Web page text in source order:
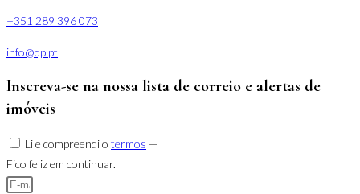
+351 289 396 073
info@qp.pt
Inscreva-se na nossa lista de correio e alertas de
imóveis
Li e compreendi o termos —
Fico feliz em continuar.